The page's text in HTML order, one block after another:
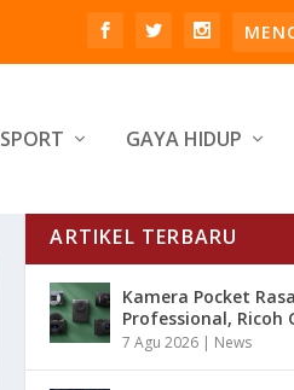
SPORT GAYA HIDUP
ARTIKEL TERBARU
Kamera Pocket
Professional, Ricoh
7 Agu 2026 | News